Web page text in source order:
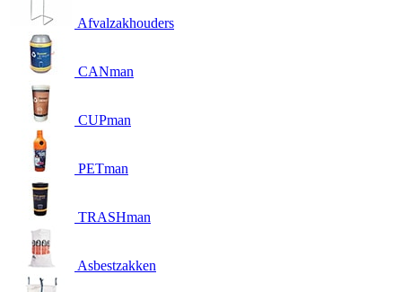
Afvalzakhouders
CANman
CUPman
PETman
TRASHman
Asbestzakken